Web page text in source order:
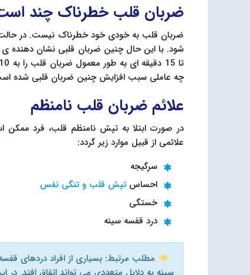
ضربان قلب خطرناک چند
چه عاملی سبب افزایش چنین ضربان قلبی شده
علائم ضربان قلب نامنظم
در صورت ابتلا به تپش نامنظم قلب، فرد ممکن
علائمی از قبیل موارد زیر گردد:
سرگیجه
احساس تپش قلب و تنگی نفس
خستگی
درد قفسه سینه
مطلب مرتبط: بسیاری از افراد دردهای